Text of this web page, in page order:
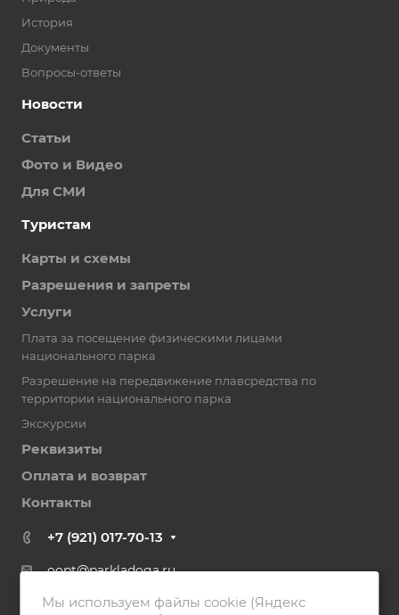
История
Документы
Вопросы-ответы
Новости
Статьи
Фото и Видео
Для СМИ
Туристам
Карты и схемы
Разрешения и запреты
Услуги
Плата за посещение физическими лицами
национального парка
Разрешение на передвижение плавсредства по
территории национального парка
Экскурсии
Реквизиты
Оплата и возврат
Контакты
+7 (921) 017-70-13
oopt@parkladoga.ru
186790, Республика Карелия, г. Сортавала, ул.
Мы используем файлы cookie (Яндекс